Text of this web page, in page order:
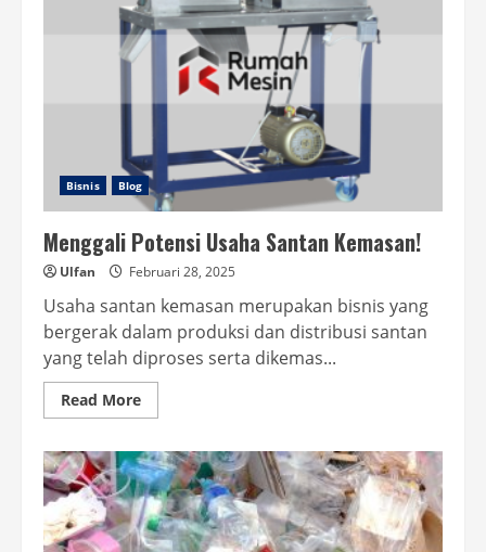
Bisnis Blog
Menggali Potensi Usaha Santan Kemasan!
Ulfan Februari 28, 2025
Usaha santan kemasan merupakan bisnis yang
bergerak dalam produksi dan distribusi santan
yang telah diproses serta dikemas...
Read MoreRead
more
Potensi
Usaha
Santan
Kemasan!